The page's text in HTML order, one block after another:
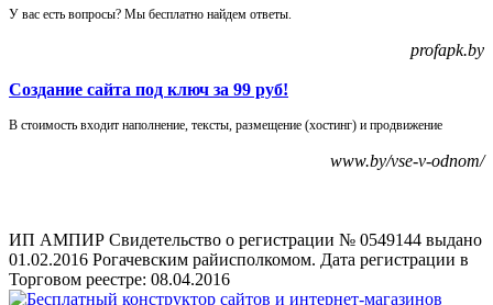
У вас есть вопросы? Мы бесплатно найдем ответы.
profapk.by
Создание сайта под ключ за 99 руб!
В стоимость входит наполнение, тексты, размещение (хостинг) и продвижение
www.by/vse-v-odnom/
ИП АМПИР Свидетельство о регистрации № 0549144 выдано
01.02.2016 Рогачевским райисполкомом. Дата регистрации в
Торговом реестре: 08.04.2016